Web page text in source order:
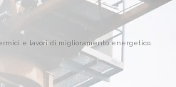
e lavori di miglioramento energetico.